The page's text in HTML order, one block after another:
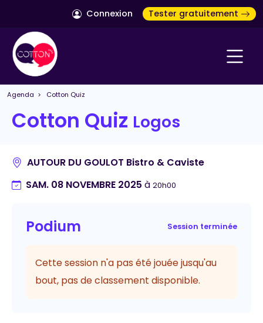
Connexion Tester gratuitement
Agenda > Cotton Quiz
Cotton Quiz Logos
AUTOUR DU GOULOT Bistro & Caviste
SAM. 08 NOVEMBRE 2025 à 20h00
Podium Session terminée
Cette session n'a pas été jouée jusqu'au
bout, pas de classement disponible.